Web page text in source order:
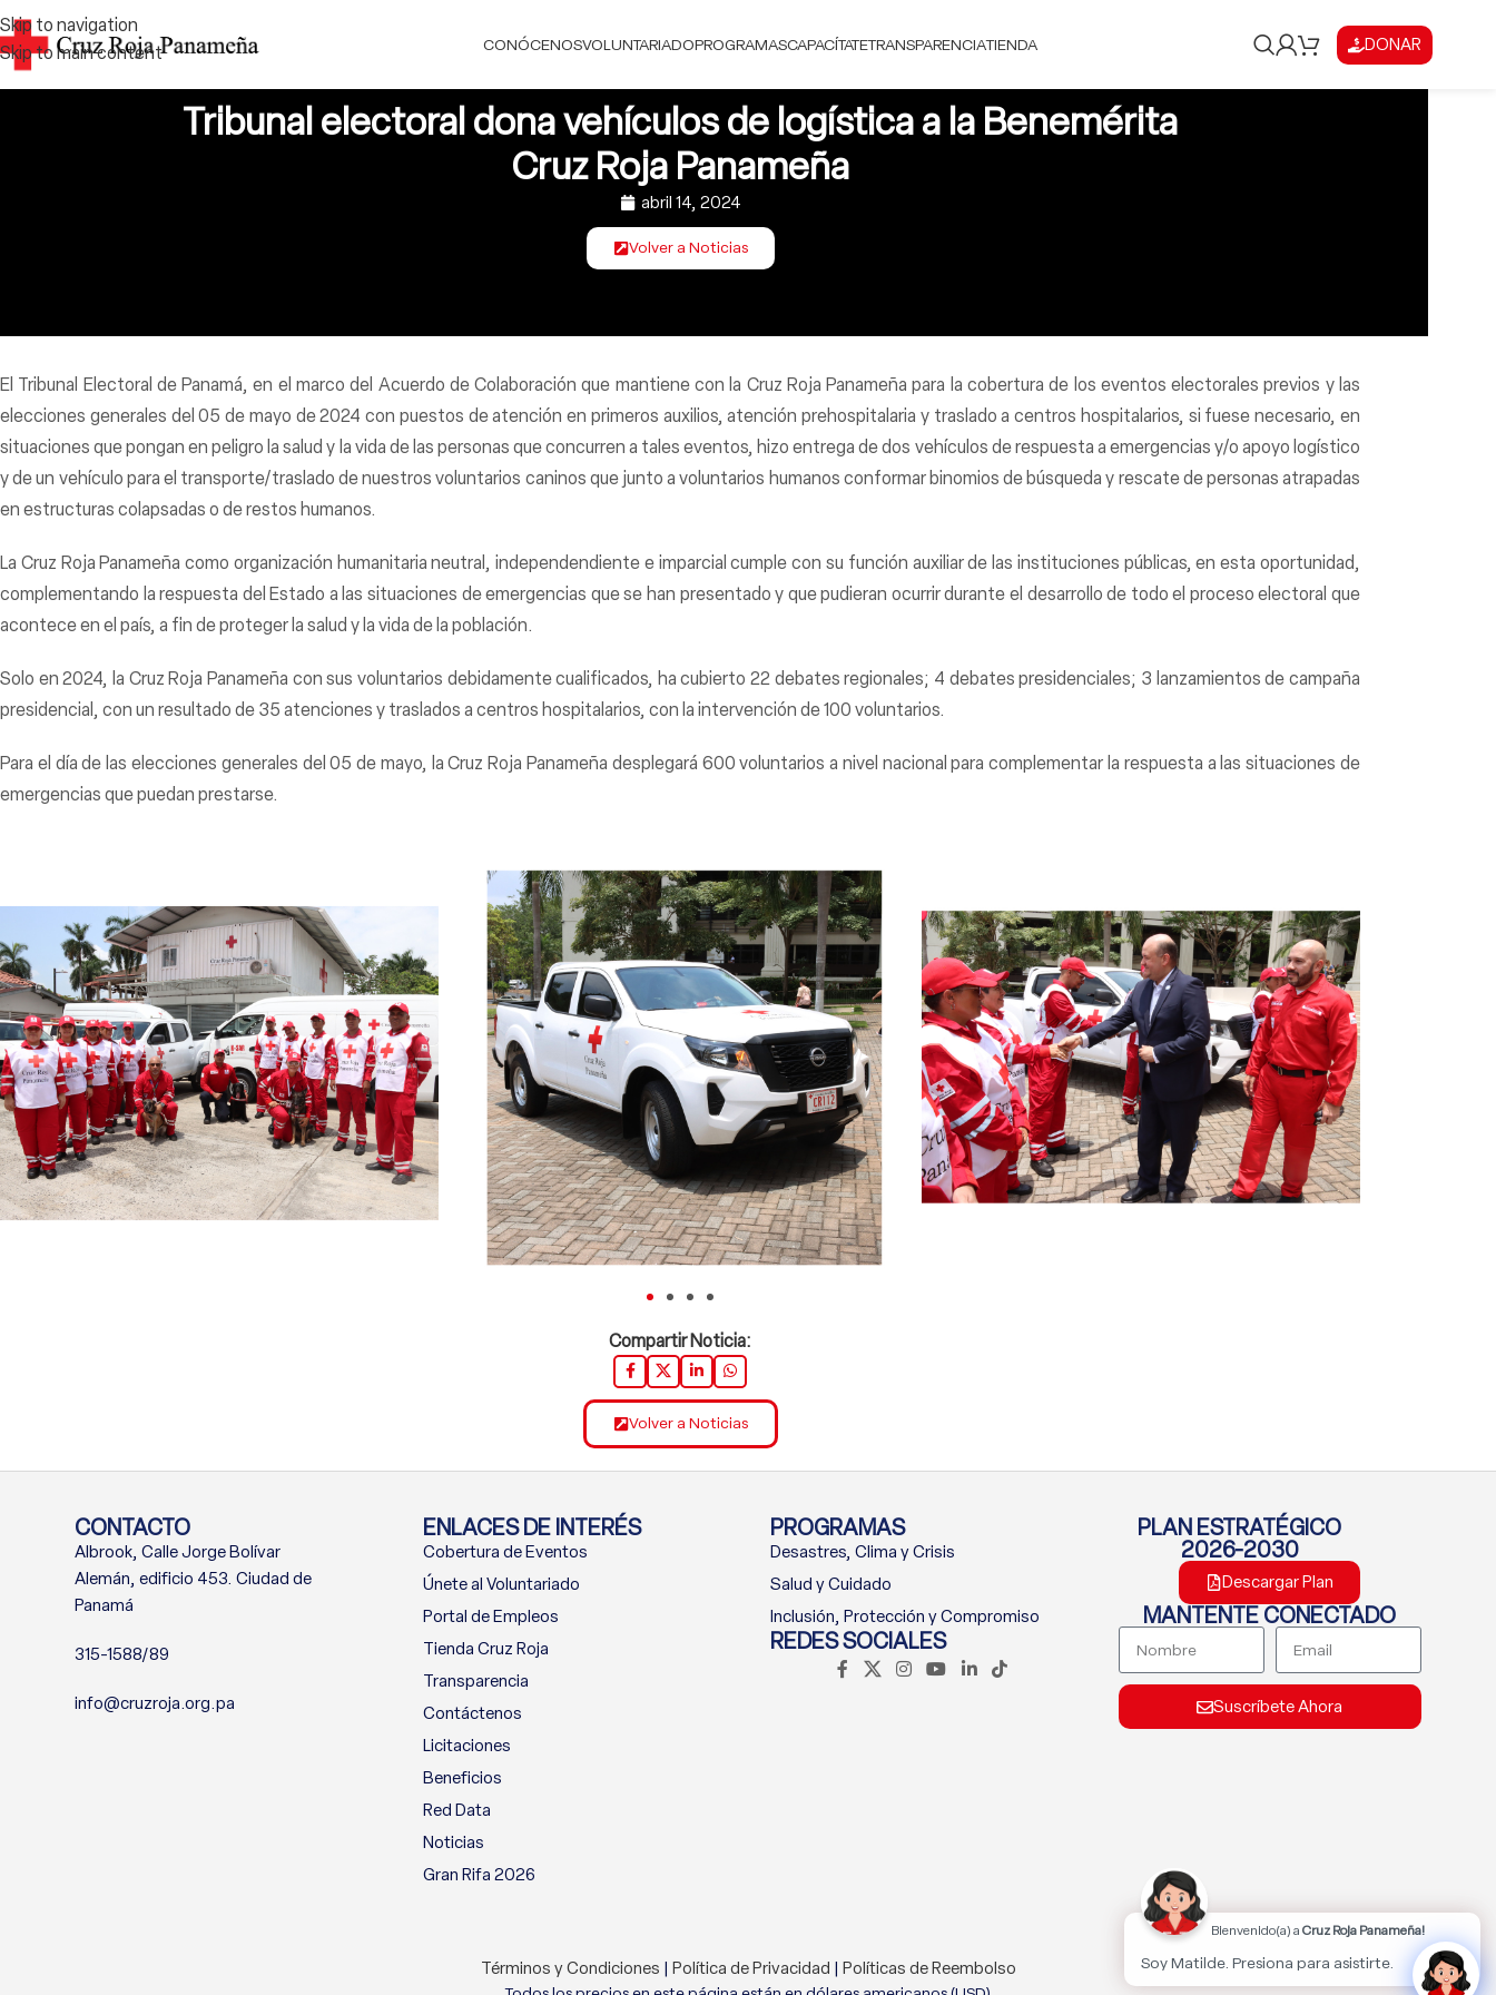
Skip to navigation
Skip to main content
CONÓCENOSVOLUNTARIADOPROGRAMASCAPACÍTATETRANSPARENCIATIENDA DONAR
Tribunal electoral dona vehículos de logística a la Benemérita
Cruz Roja Panameña
abril 14, 2024
Volver a Noticias
El Tribunal Electoral de Panamá, en el marco del Acuerdo de Colaboración que mantiene con la Cruz Roja Panameña para la cobertura de los eventos electorales previos y las
elecciones generales del 05 de mayo de 2024 con puestos de atención en primeros auxilios, atención prehospitalaria y traslado a centros hospitalarios, si fuese necesario, en
situaciones que pongan en peligro la salud y la vida de las personas que concurren a tales eventos, hizo entrega de dos vehículos de respuesta a emergencias y/o apoyo logístico
y de un vehículo para el transporte/traslado de nuestros voluntarios caninos que junto a voluntarios humanos conformar binomios de búsqueda y rescate de personas atrapadas
en estructuras colapsadas o de restos humanos.
La Cruz Roja Panameña como organización humanitaria neutral, independendiente e imparcial cumple con su función auxiliar de las instituciones públicas, en esta oportunidad,
complementando la respuesta del Estado a las situaciones de emergencias que se han presentado y que pudieran ocurrir durante el desarrollo de todo el proceso electoral que
acontece en el país, a fin de proteger la salud y la vida de la población.
Solo en 2024, la Cruz Roja Panameña con sus voluntarios debidamente cualificados, ha cubierto 22 debates regionales; 4 debates presidenciales; 3 lanzamientos de campaña
presidencial, con un resultado de 35 atenciones y traslados a centros hospitalarios, con la intervención de 100 voluntarios.
Para el día de las elecciones generales del 05 de mayo, la Cruz Roja Panameña desplegará 600 voluntarios a nivel nacional para complementar la respuesta a las situaciones de
emergencias que puedan prestarse.
Compartir Noticia:
Volver a Noticias
CONTACTO
Albrook, Calle Jorge Bolívar
Alemán, edificio 453. Ciudad de
Panamá
315-1588/89
info@cruzroja.org.pa
ENLACES DE INTERÉS
Cobertura de Eventos
Únete al Voluntariado
Portal de Empleos
Tienda Cruz Roja
Transparencia
Contáctenos
Licitaciones
Beneficios
Red Data
Noticias
Gran Rifa 2026
PROGRAMAS
Desastres, Clima y Crisis
Salud y Cuidado
Inclusión, Protección y Compromiso
REDES SOCIALES
PLAN ESTRATÉGICO
2026-2030
Descargar Plan
MANTENTE CONECTADO
Suscríbete Ahora
Términos y Condiciones | Política de Privacidad | Políticas de Reembolso
Bienvenido(a) a Cruz Roja Panameña!
Soy Matilde. Presiona para asistirte.